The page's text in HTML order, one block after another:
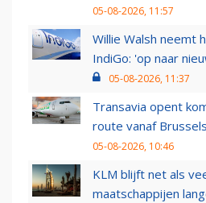
05-08-2026, 11:57
Willie Walsh neemt
IndiGo: 'op naar
05-08-2026, 11:37
Transavia opent
route vanaf
05-08-2026, 10:46
KLM blijft net als
maatschappijen